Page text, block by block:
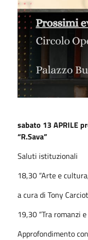
sabato 13 APRILE
“R.Sava”
Saluti istituzionali
18,30 “Arte e
a cura di Tony
19,30 “Tra romanzi
Approfondimento